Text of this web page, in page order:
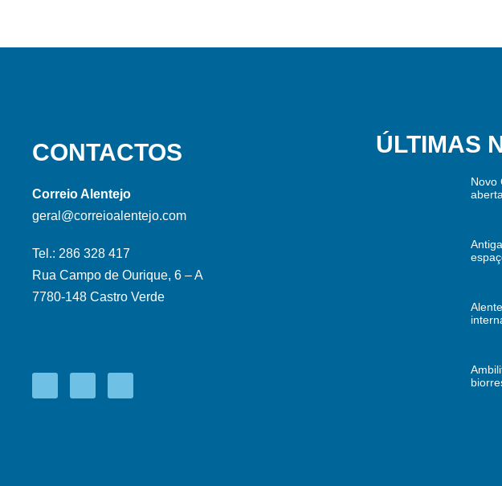
CONTACTOS
Correio Alentejo
geral@correioalentejo.com
Tel.: 286 328 417
Rua Campo de Ourique, 6 – A
7780-148 Castro Verde
ÚLTIMAS
Novo